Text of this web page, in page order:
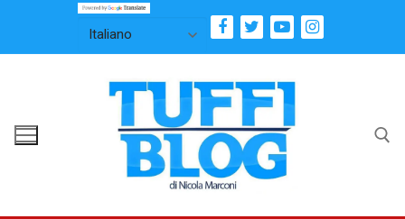
contenuto